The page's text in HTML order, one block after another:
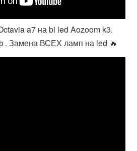
a7 на bi led Aozoom k3.
. Замена ВСЕХ ламп на led 🔥